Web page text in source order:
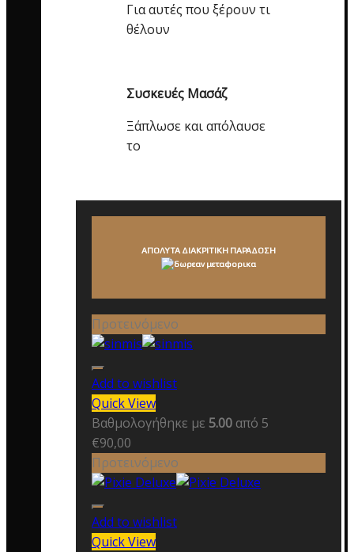
Για αυτές που ξέρουν τι
θέλουν
Συσκευές Μασάζ
Ξάπλωσε και απόλαυσε
το
ΑΠΟΛΥΤΑ ΔΙΑΚΡΙΤΙΚΗ ΠΑΡΑΔΟΣΗ
Προτεινόμενο
Add to wishlist
Quick View
Βαθμολογήθηκε με 5.00 από 5
€90,00
Προτεινόμενο
Add to wishlist
Quick View